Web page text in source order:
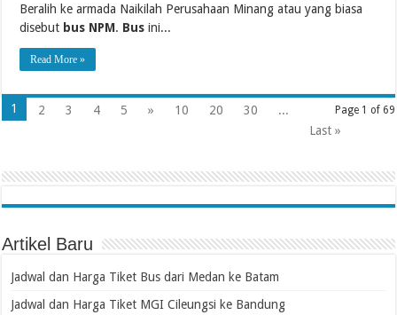
Beralih ke armada Naikilah Perusahaan Minang atau yang biasa
disebut bus NPM. Bus ini...
Read More »
Page 1 of 69
1 2 3 4 5 » 10 20 30
...
Last »
Artikel Baru
Jadwal dan Harga Tiket Bus dari Medan ke Batam
Jadwal dan Harga Tiket MGI Cileungsi ke Bandung